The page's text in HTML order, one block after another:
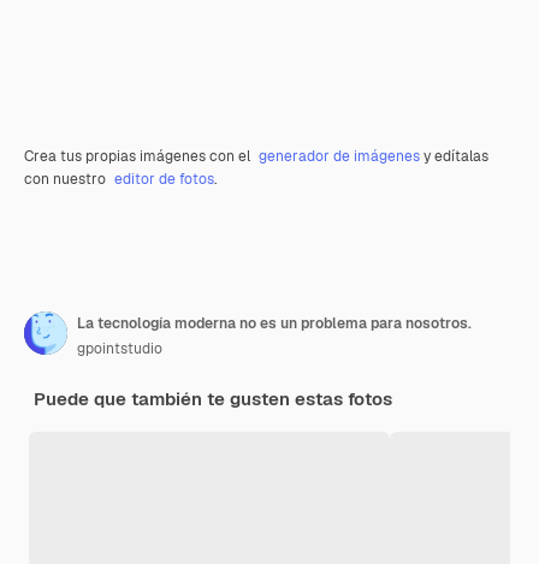
Crea tus propias imágenes con el generador de imágenesy edítalas
con nuestro editor de fotos.
La tecnología moderna no es un problema para nosotros.
gpointstudio
Puede que también te gusten estas fotos